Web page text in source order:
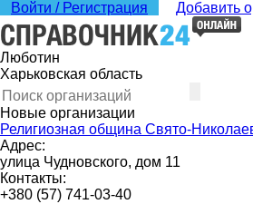
Войти / Регистрация Добавить
Люботин
Харьковская область
Новые организации
Религиозная община Свято-
Адрес:
улица Чудновского, дом 11
Контакты:
+380 (57) 741-03-40